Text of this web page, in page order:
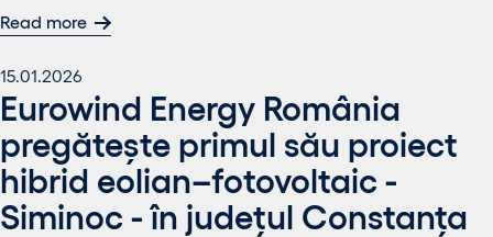
Read more
15.01.2026
Eurowind Energy România
pregătește primul său proiect
hibrid eolian–fotovoltaic -
Siminoc - în județul Constanța